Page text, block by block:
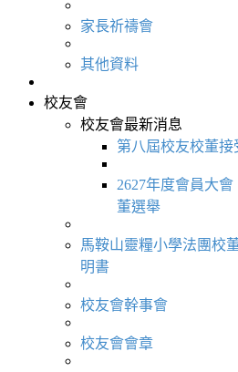
家長祈禱會
其他資料
校友會
校友會最新消息
第八屆校友校董接
2627年度會員大
董選舉
馬鞍山靈糧小學法團校
明書
校友會幹事會
校友會會章